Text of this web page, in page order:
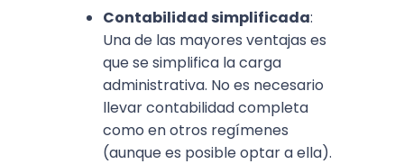
Contabilidad simplificada:
Una de las mayores ventajas es
que se simplifica la carga
administrativa. No es necesario
llevar contabilidad completa
como en otros regímenes
(aunque es posible optar a ella).